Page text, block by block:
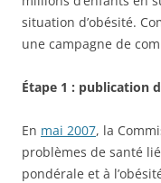
situation d’obésité.
une campagne de
Étape 1 : publication
En mai 2007, la
problèmes de santé
pondérale et à